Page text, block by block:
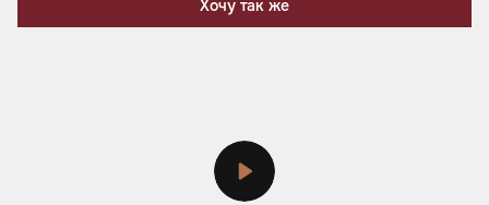
Хочу так же